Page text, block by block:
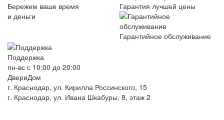
Бережем ваше время
и деньги
Гарантия лучшей цены
Гарантийное обслуживание
Поддержка
пн-вс с 10:00 до 20:00
ДвериДом
г. Краснодар, ул. Кирилла Россинского, 15
г. Краснодар, ул. Ивана Шкабуры, 8, этаж 2